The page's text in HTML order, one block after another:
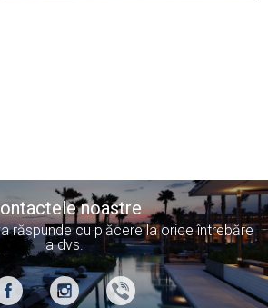
noastre
răspunde cu plăcere la orice întrebăre
a dvs.